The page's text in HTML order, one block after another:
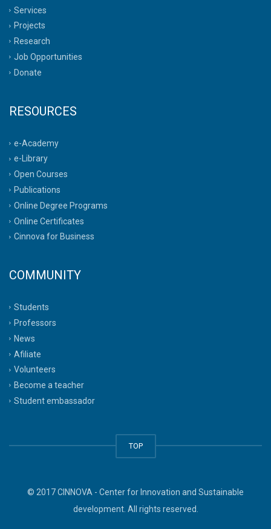
Services
Projects
Research
Job Opportunities
Donate
RESOURCES
e-Academy
e-Library
Open Courses
Publications
Online Degree Programs
Online Certificates
Cinnova for Business
COMMUNITY
Students
Professors
News
Afiliate
Volunteers
Become a teacher
Student embassador
TOP
© 2017 CINNOVA - Center for Innovation and Sustainable
development. All rights reserved.